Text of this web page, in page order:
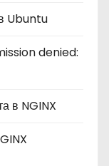
Ubuntu
denied:
в NGINX